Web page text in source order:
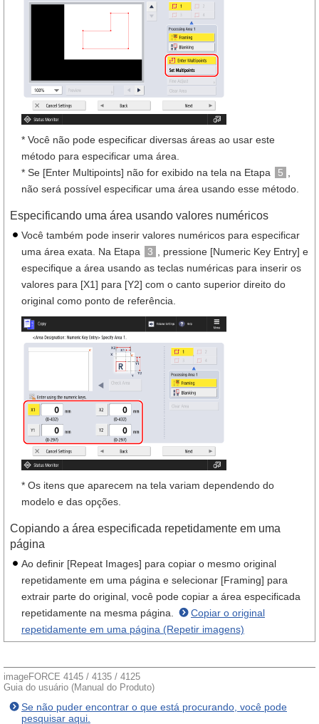
* Você não pode especificar diversas áreas ao usar este
método para especificar uma área.
* Se [Enter Multipoints] não for exibido na tela na Etapa
5
não será possível especificar uma área usando esse método.
Especificando uma área usando valores numéricos
Você também pode inserir valores numéricos para especificar
uma área exata. Na Etapa
3
, pressione [Numeric Key Entry] e
especifique a área usando as teclas numéricas para inserir os
valores para [X1] para [Y2] com o canto superior direito do
original como ponto de referência.
* Os itens que aparecem na tela variam dependendo do
modelo e das opções.
Copiando a área especificada repetidamente em uma
página
Ao definir [Repeat Images] para copiar o mesmo original
repetidamente em uma página e selecionar [Framing] para
extrair parte do original, você pode copiar a área especificada
repetidamente na mesma página.
Copiar o original
repetidamente em uma página (Repetir imagens)
imageFORCE 4145 / 4135 / 4125
Guia do usuário (Manual do Produto)
Se não puder encontrar o que está procurando, você pode
pesquisar aqui.